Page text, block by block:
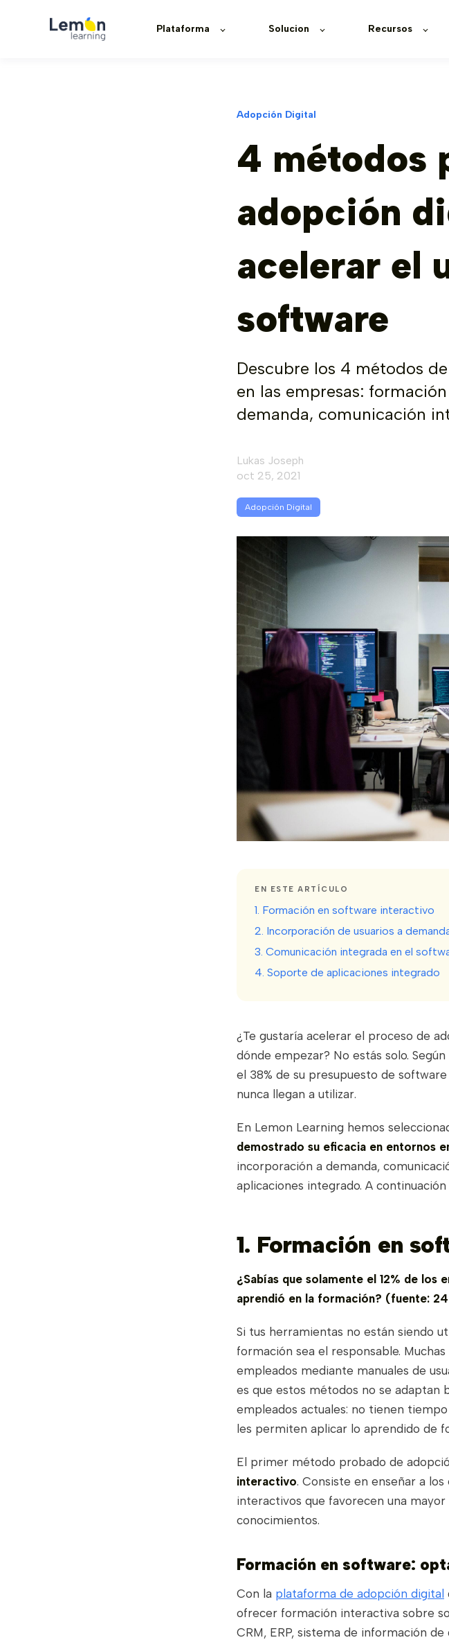
Plataforma Solucion Recursos
Adopción Digital
4 métodos
adopción
acelerar el
software
Descubre los 4 métodos
en las empresas:
demanda, comunicación
Lukas Joseph
oct 25, 2021
Adopción Digital
EN ESTE ARTÍCULO
1. Formación en software interactivo
2. Incorporación de usuarios a
3. Comunicación integrada en el
4. Soporte de aplicaciones integrado
¿Te gustaría acelerar el proceso de
dónde empezar? No estás solo.
el 38% de su presupuesto de
nunca llegan a utilizar.
En Lemon Learning hemos
demostrado su eficacia en entornos
incorporación a demanda,
aplicaciones integrado. A
1. Formación en
¿Sabías que solamente el 12% de los
aprendió en la formación? (fuente:
Si tus herramientas no están siendo
formación sea el responsable.
empleados mediante manuales de
es que estos métodos no se adaptan
empleados actuales: no tienen
les permiten aplicar lo aprendido de
El primer método probado de
interactivo. Consiste en enseñar a
interactivos que favorecen una
conocimientos.
Formación en software:
Con la plataforma de adopción digital
ofrecer formación interactiva sobre
CRM, ERP, sistema de información